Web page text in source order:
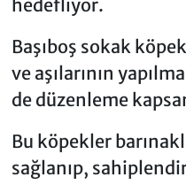
hedefliyor.
Başıboş sokak
ve aşılarının
de düzenleme
Bu köpekler
sağlanıp,